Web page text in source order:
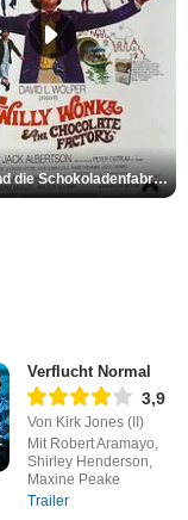
Charlie und die Schokoladenfabrik Trailer OV
Verflucht Normal
3,9
Von Kirk Jones (II)
Mit Robert Aramayo,
Shirley Henderson,
Maxine Peake
Trailer